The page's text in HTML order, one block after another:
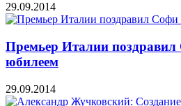
29.09.2014
Премьер Италии
юбилеем
29.09.2014